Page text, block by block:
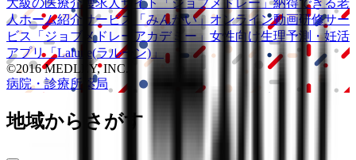
人ホーム紹介サービス
「みんかい」 オンライン動画研修サー
ビス
「ジョブメドレー アカデミー」 女性向け生理予測・妊活
アプリ「Lalune(ラルーン)」
©2016 MEDLEY, INC.
病院・診療所 薬局
地域からさがす